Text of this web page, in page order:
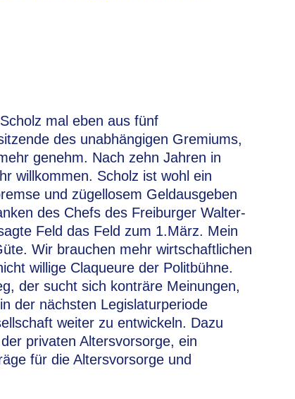
mal eben aus fünf
des unabhängigen Gremiums,
genehm. Nach zehn Jahren in
willkommen. Scholz ist wohl ein
und zügellosem Geldausgeben
des Chefs des Freiburger Walter-
Feld das Feld zum 1.März. Mein
Wir brauchen mehr wirtschaftlichen
willige Claqueure der Politbühne.
der sucht sich konträre Meinungen,
der nächsten Legislaturperiode
weiter zu entwickeln. Dazu
privaten Altersvorsorge, ein
für die Altersvorsorge und